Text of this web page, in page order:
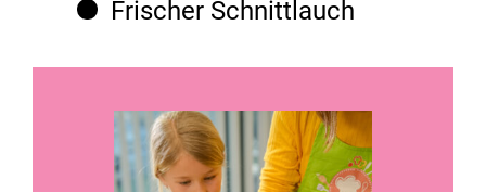
Frischer Schnittlauch